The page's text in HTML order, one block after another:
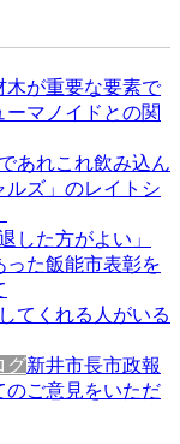
木が重要な要素で
マノイドとの関
あれこれ飲み込ん
ルズ」のレイトシ
した方がよい」
った飯能市表彰を
てくれる人がいる
グ新井市長市政報
のご意見をいただ